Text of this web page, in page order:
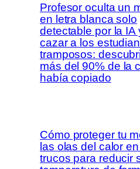
Profesor oculta un
en letra blanca solo
detectable por la IA
cazar a los
tramposos:
más del 90% de la
había copiado
Cómo proteger tu
las olas del calor
trucos para reducir